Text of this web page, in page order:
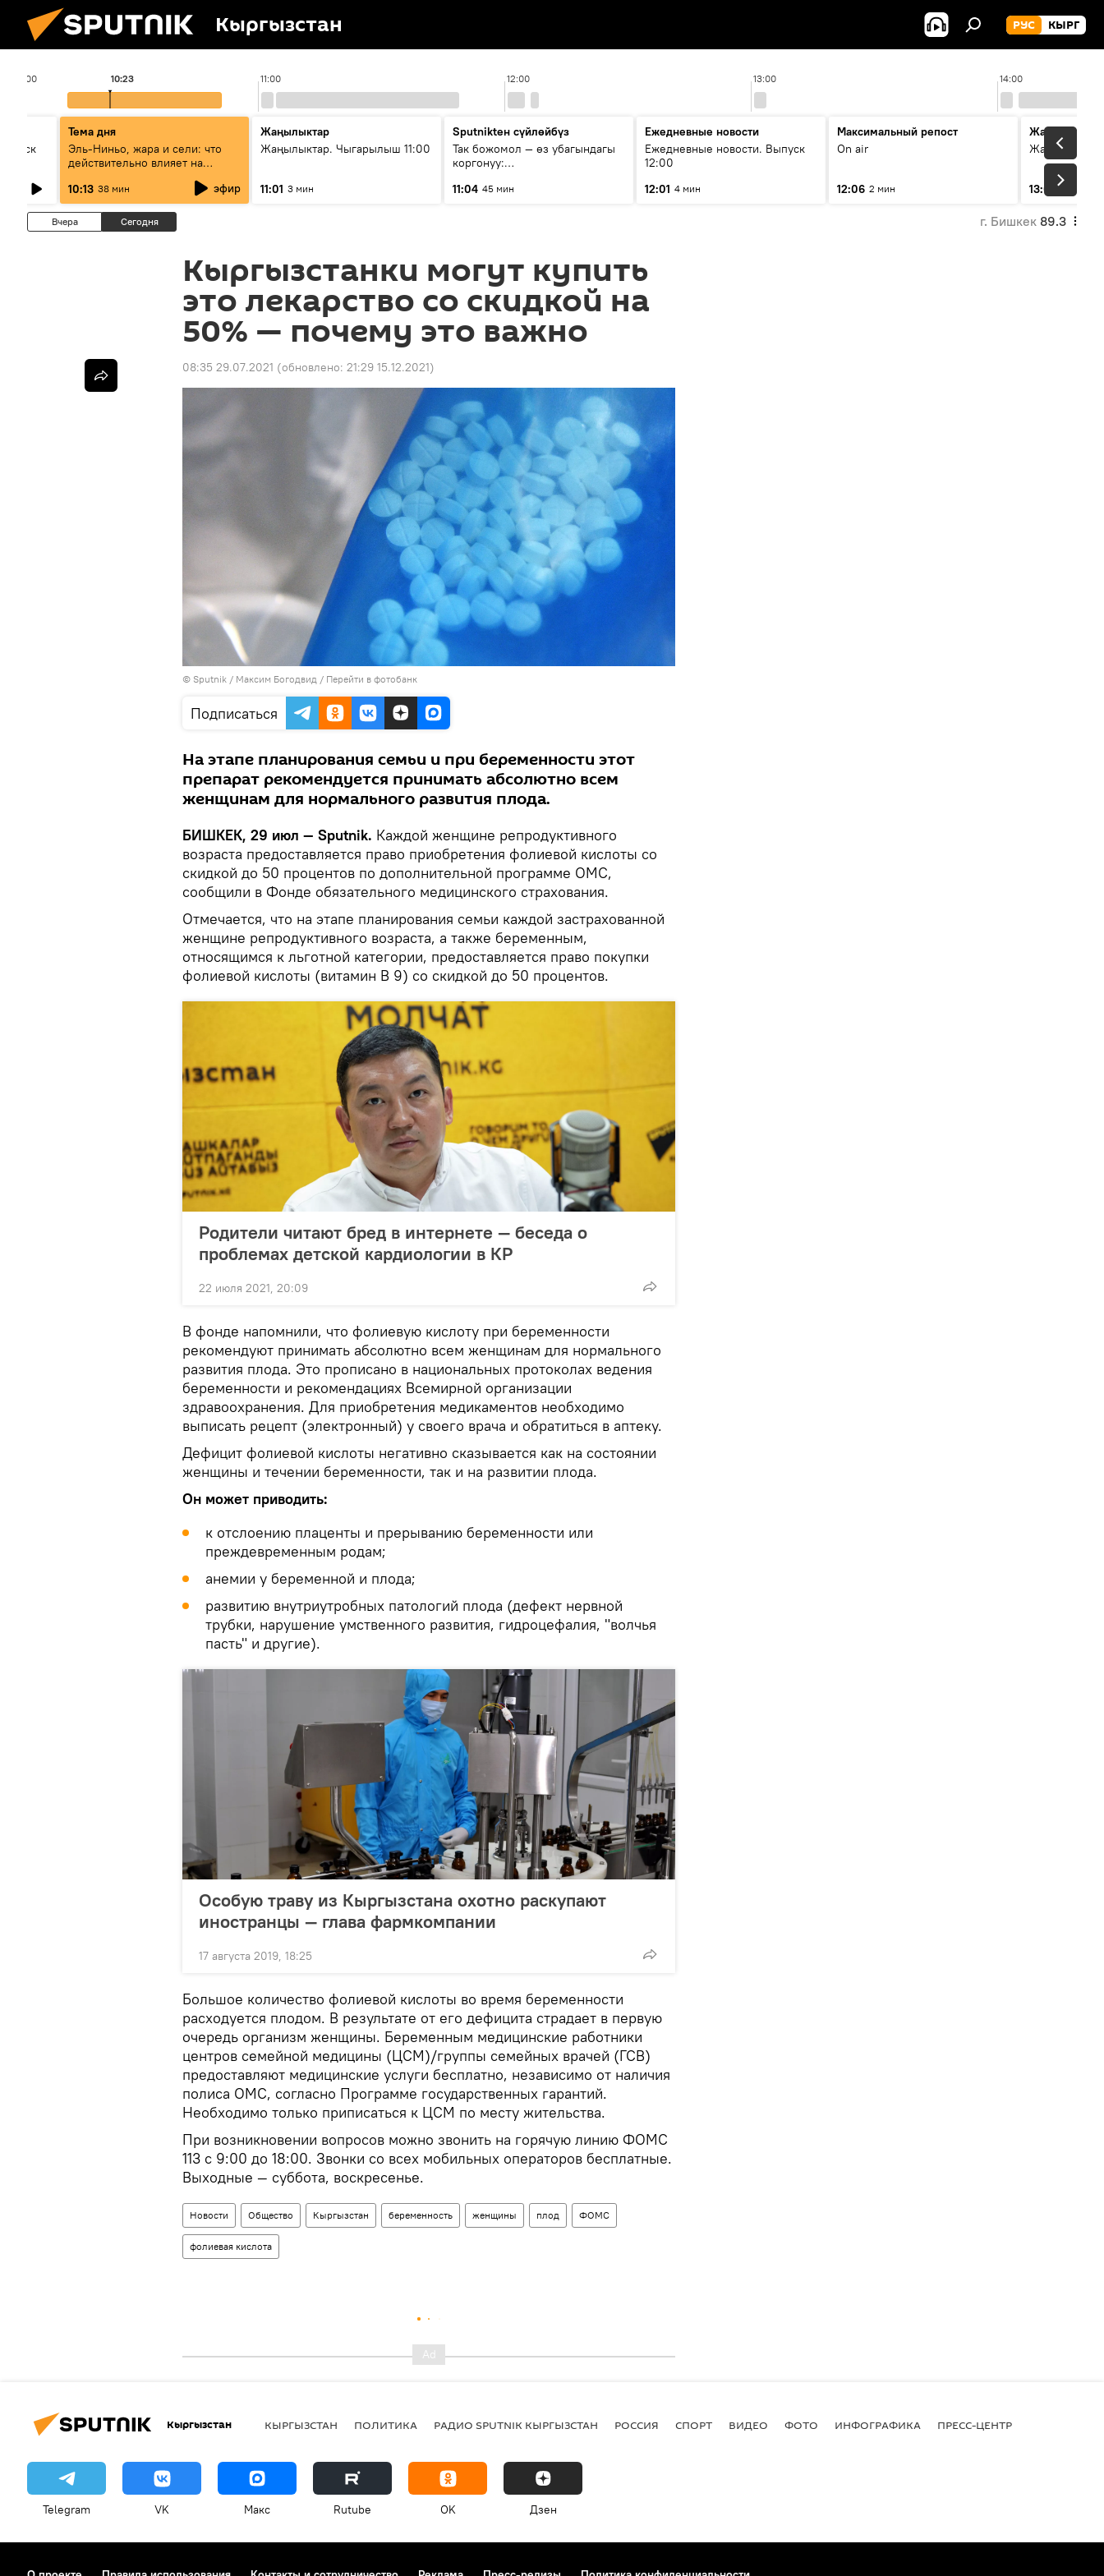
Кыргызстан РУС КЫРГ
10:00 11:00 12:00 13:00 14:00
10:23
Тема дня
Эль-Ниньо, жара и сели: что
действительно влияет на
10:13 38 мин эфир
Жаңылыктар
Жаңылыктар. Чыгарылыш 11:00
11:01 3 мин
Sputnikteн сүйлөйбүз
Так божомол — өз убагындагы
коргонуу:
кантип өркүндөтүлүүдө
11:04 45 мин
Ежедневные новости
Ежедневные новости. Выпуск
12:00
12:01 4 мин
Максимальный репост
On air
12:06 2 мин
Жаңылыктар
13:01 3 мин
Вчера Сегодня г. Бишкек 89.3
Кыргызстанки могут купить
это лекарство со скидкой на
50% — почему это важно
08:35 29.07.2021 (обновлено: 21:29 15.12.2021)
© Sputnik / Максим Богодвид / Перейти в фотобанк
Подписаться
На этапе планирования семьи и при беременности этот
препарат рекомендуется принимать абсолютно всем
женщинам для нормального развития плода.
БИШКЕК, 29 июл — Sputnik. Каждой женщине репродуктивного
возраста предоставляется право приобретения фолиевой кислоты со
скидкой до 50 процентов по дополнительной программе ОМС,
сообщили в Фонде обязательного медицинского страхования.
Отмечается, что на этапе планирования семьи каждой застрахованной
женщине репродуктивного возраста, а также беременным,
относящимся к льготной категории, предоставляется право покупки
фолиевой кислоты (витамин В 9) со скидкой до 50 процентов.
Родители читают бред в интернете — беседа о
проблемах детской кардиологии в КР
22 июля 2021, 20:09
В фонде напомнили, что фолиевую кислоту при беременности
рекомендуют принимать абсолютно всем женщинам для нормального
развития плода. Это прописано в национальных протоколах ведения
беременности и рекомендациях Всемирной организации
здравоохранения. Для приобретения медикаментов необходимо
выписать рецепт (электронный) у своего врача и обратиться в аптеку.
Дефицит фолиевой кислоты негативно сказывается как на состоянии
женщины и течении беременности, так и на развитии плода.
Он может приводить:
к отслоению плаценты и прерыванию беременности или
преждевременным родам;
анемии у беременной и плода;
развитию внутриутробных патологий плода (дефект нервной
трубки, нарушение умственного развития, гидроцефалия, "волчья
пасть" и другие).
Особую траву из Кыргызстана охотно раскупают
иностранцы — глава фармкомпании
17 августа 2019, 18:25
Большое количество фолиевой кислоты во время беременности
расходуется плодом. В результате от его дефицита страдает в первую
очередь организм женщины. Беременным медицинские работники
центров семейной медицины (ЦСМ)/группы семейных врачей (ГСВ)
предоставляют медицинские услуги бесплатно, независимо от наличия
полиса ОМС, согласно Программе государственных гарантий.
Необходимо только приписаться к ЦСМ по месту жительства.
При возникновении вопросов можно звонить на горячую линию ФОМС
113 с 9:00 до 18:00. Звонки со всех мобильных операторов бесплатные.
Выходные — суббота, воскресенье.
Новости Общество Кыргызстан беременность женщины плод ФОМС
фолиевая кислота
Кыргызстан КЫРГЫЗСТАН ПОЛИТИКА РАДИО SPUTNIK КЫРГЫЗСТАН РОССИЯ СПОРТ ВИДЕО ФОТО ИНФОГРАФИКА ПРЕСС-ЦЕНТР
Telegram VK Макс Rutube OK Дзен